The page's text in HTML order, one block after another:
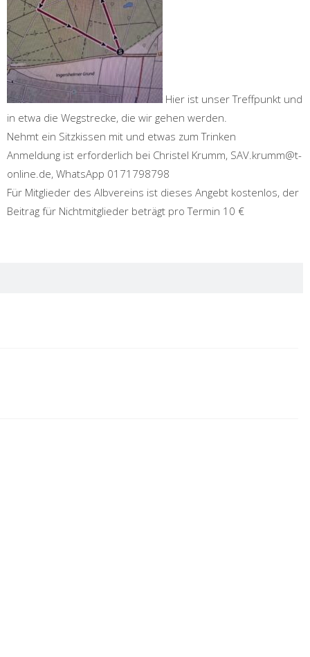
Hier ist unser Treffpunkt und
in etwa die Wegstrecke, die wir gehen werden.
Nehmt ein Sitzkissen mit und etwas zum Trinken
Anmeldung ist erforderlich bei Christel Krumm, SAV.krumm@t-
online.de, WhatsApp 0171798798
Für Mitglieder des Albvereins ist dieses Angebt kostenlos, der
Beitrag für Nichtmitglieder beträgt pro Termin 10 €